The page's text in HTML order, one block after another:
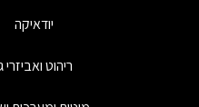
יודאיקה
ריהוט ואביזרי